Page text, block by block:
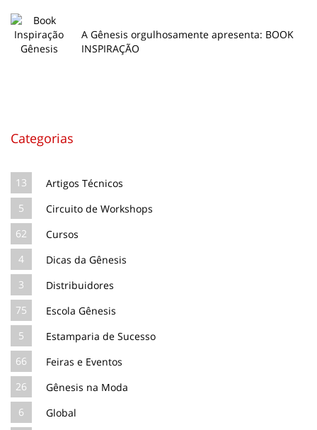
A Gênesis orgulhosamente apresenta: BOOK
INSPIRAÇÃO
Categorias
13
Artigos Técnicos
5
Circuito de Workshops
62
Cursos
4
Dicas da Gênesis
3
Distribuidores
75
Escola Gênesis
5
Estamparia de Sucesso
66
Feiras e Eventos
26
Gênesis na Moda
6
Global